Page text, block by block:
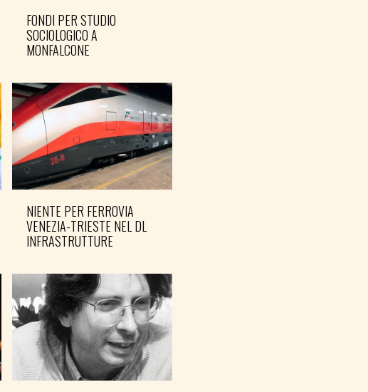
FONDI PER STUDIO
SOCIOLOGICO A
MONFALCONE
NIENTE PER FERROVIA
VENEZIA-TRIESTE NEL DL
INFRASTRUTTURE